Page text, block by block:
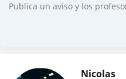
Publica un aviso y los
Nicolas